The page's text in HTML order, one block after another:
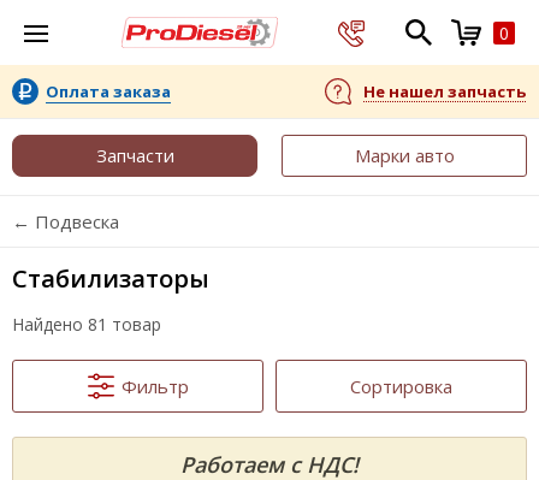
0
Оплата заказа Не нашел запчасть
Запчасти Марки авто
← Подвеска
Стабилизаторы
Найдено 81 товар
Фильтр Сортировка
Работаем с НДС!